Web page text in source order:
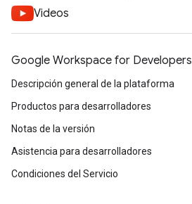
Videos
Google Workspace for Developers
Descripción general de la plataforma
Productos para desarrolladores
Notas de la versión
Asistencia para desarrolladores
Condiciones del Servicio